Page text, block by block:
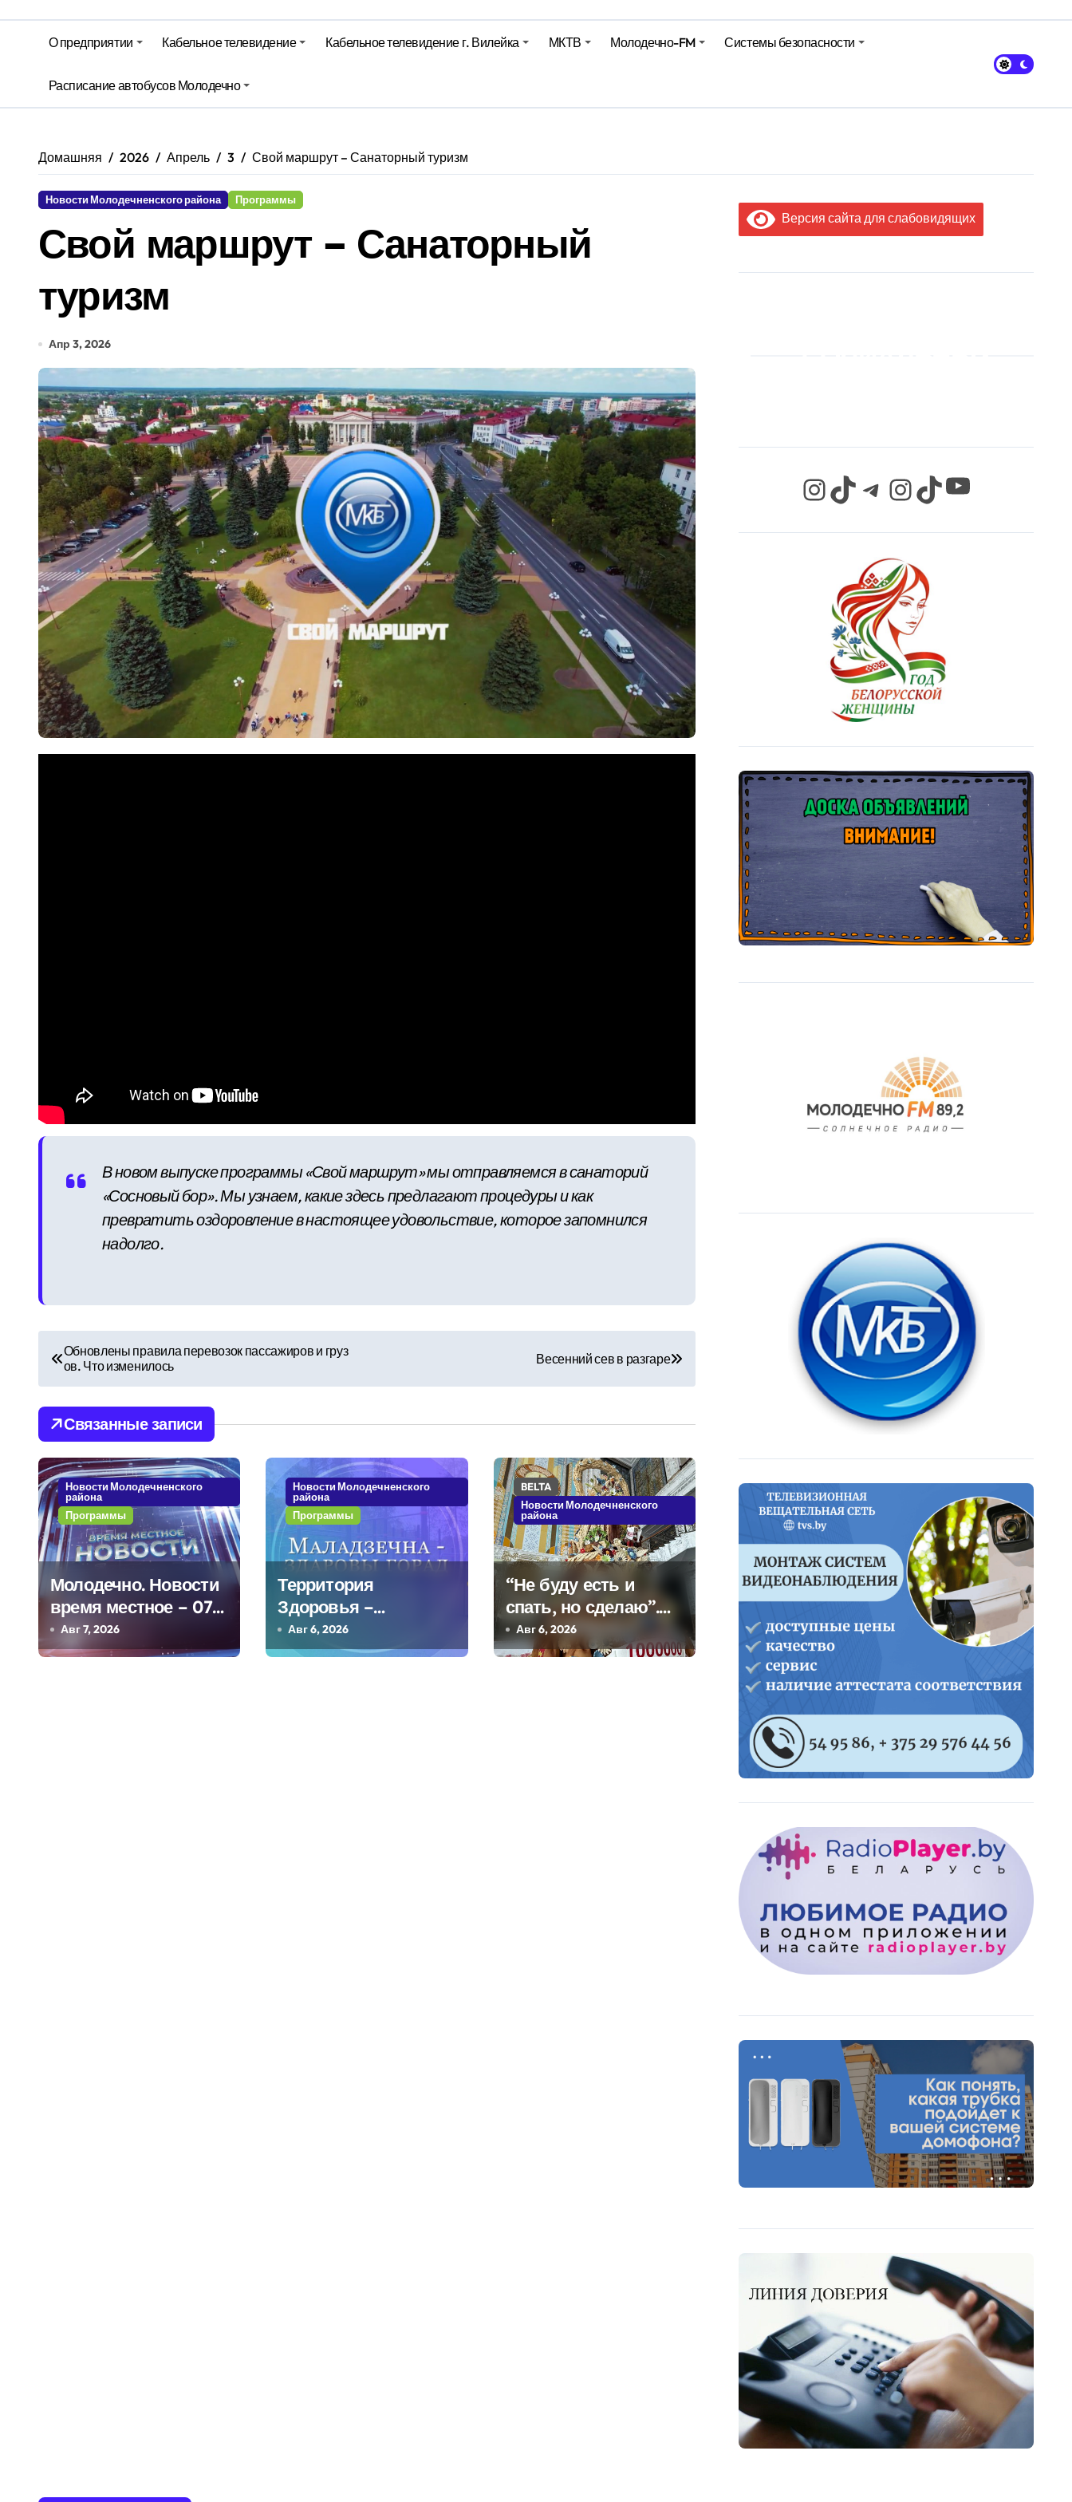
Гороскоп на 6 августа
О предприятии Кабельное телевидение Кабельное телевидение г. Вилейка МКТВ Молодечно-FM Системы безопасности
Расписание автобусов Молодечно
Домашняя 2026 Апрель 3 Свой маршрут – Санаторный туризм
Новости Молодечненского района Программы
Свой маршрут – Санаторный
туризм
Апр 3, 2026
В новом выпуске программы «Свой маршрут» мы отправляемся в санаторий
«Сосновый бор». Мы узнаем, какие здесь предлагают процедуры и как
превратить оздоровление в настоящее удовольствие, которое запомнился
надолго.
а
в
и
г
а
ц
и
я
п
Обновлены правила перевозок пассажиров и груз
ов. Что изменилось
Весенний сев в разгаре
Связанные записи
Новости Молодечненского
района
Программы
Молодечно. Новости
время местное – 07
08 20
Авг 7, 2026
Новости Молодечненского
района
Программы
Территория
Здоровья –
Березинское
Авг 6, 2026
BELTA
Новости Молодечненского
района
“Не буду есть и
спать, но сделаю”.
Мастерица из
Молодечно о 50-
Авг 6, 2026
Версия сайта для слабовидящих
InstagramTikTok Telegram InstagramTikTok YouTube